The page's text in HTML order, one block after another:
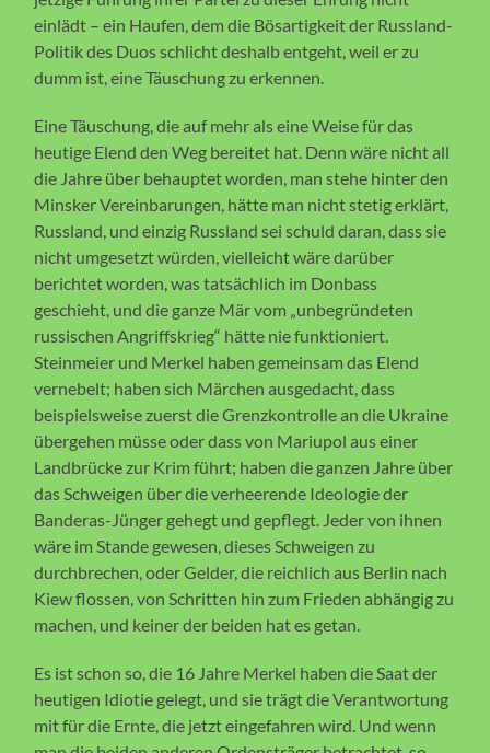
einlädt – ein Haufen, dem die Bösartigkeit der Russland-
Politik des Duos schlicht deshalb entgeht, weil er zu
dumm ist, eine Täuschung zu erkennen.
Eine Täuschung, die auf mehr als eine Weise für das
heutige Elend den Weg bereitet hat. Denn wäre nicht all
die Jahre über behauptet worden, man stehe hinter den
Minsker Vereinbarungen, hätte man nicht stetig erklärt,
Russland, und einzig Russland sei schuld daran, dass sie
nicht umgesetzt würden, vielleicht wäre darüber
berichtet worden, was tatsächlich im Donbass
geschieht, und die ganze Mär vom „unbegründeten
russischen Angriffskrieg“ hätte nie funktioniert.
Steinmeier und Merkel haben gemeinsam das Elend
vernebelt; haben sich Märchen ausgedacht, dass
beispielsweise zuerst die Grenzkontrolle an die Ukraine
übergehen müsse oder dass von Mariupol aus einer
Landbrücke zur Krim führt; haben die ganzen Jahre über
das Schweigen über die verheerende Ideologie der
Banderas-Jünger gehegt und gepflegt. Jeder von ihnen
wäre im Stande gewesen, dieses Schweigen zu
durchbrechen, oder Gelder, die reichlich aus Berlin nach
Kiew flossen, von Schritten hin zum Frieden abhängig zu
machen, und keiner der beiden hat es getan.
Es ist schon so, die 16 Jahre Merkel haben die Saat der
heutigen Idiotie gelegt, und sie trägt die Verantwortung
mit für die Ernte, die jetzt eingefahren wird. Und wenn